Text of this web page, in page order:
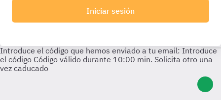
Iniciar sesión
Introduce el código que hemos enviado a tu email: Introduce
el código Código válido durante 10:00 min. Solicita otro una
vez caducado